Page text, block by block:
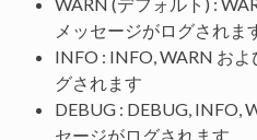
メッセージがログされま
INFO : INFO, WARN およ
グされます
DEBUG : DEBUG, INFO,
セージがログされます